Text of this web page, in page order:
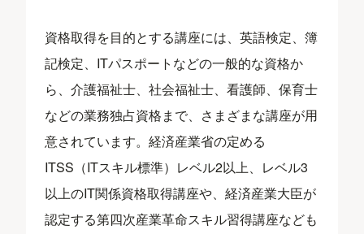
資格取得を目的とする講座には、英語検定、簿
記検定、ITパスポートなどの一般的な資格か
ら、介護福祉士、社会福祉士、看護師、保育士
などの業務独占資格まで、さまざまな講座が用
意されています。経済産業省の定める
ITSS（ITスキル標準）レベル2以上、レベル3
以上のIT関係資格取得講座や、経済産業大臣が
認定する第四次産業革命スキル習得講座なども